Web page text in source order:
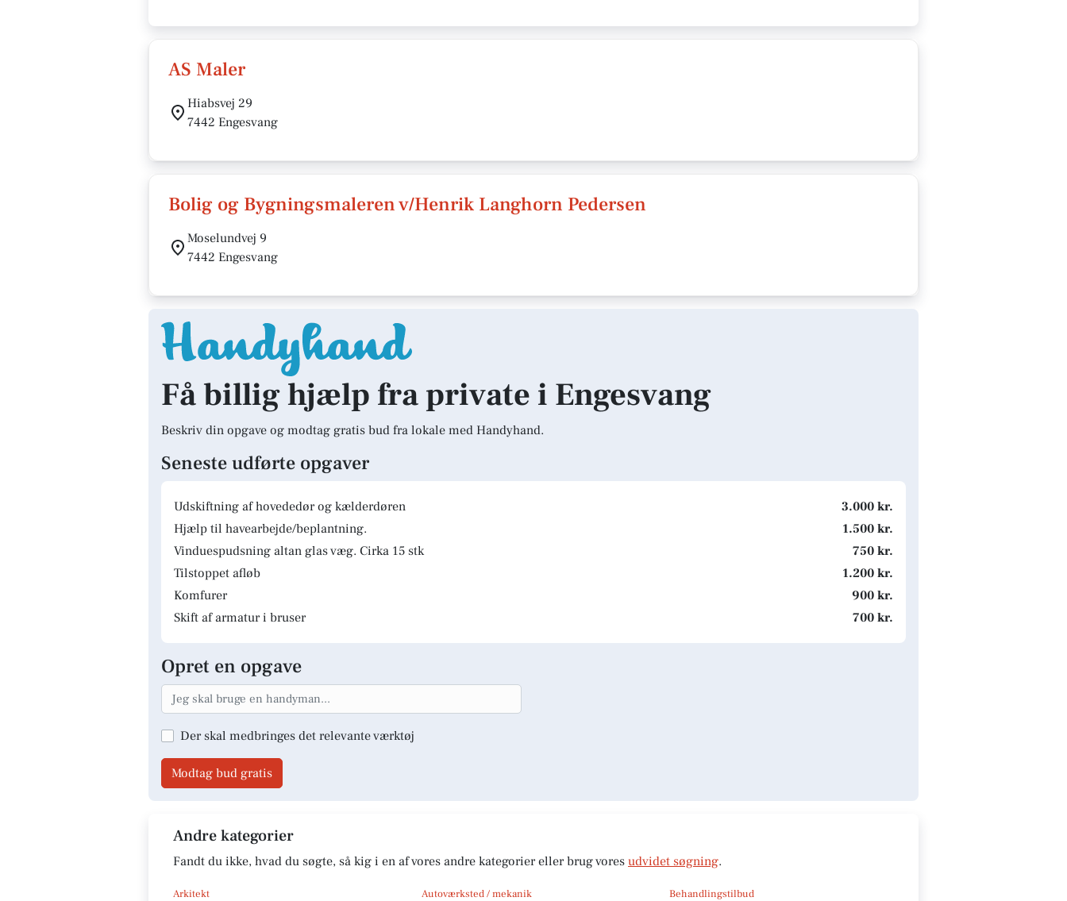
AS Maler
Hiabsvej 29
7442 Engesvang
Bolig og Bygningsmaleren v/Henrik Langhorn Pedersen
Moselundvej 9
7442 Engesvang
Få billig hjælp fra private i Engesvang
Beskriv din opgave og modtag gratis bud fra lokale med Handyhand.
Seneste udførte opgaver
Udskiftning af hovededør og kælderdøren
3.000 kr.
Hjælp til havearbejde/beplantning.
1.500 kr.
Vinduespudsning altan glas væg. Cirka 15 stk
750 kr.
Tilstoppet afløb
1.200 kr.
Komfurer
900 kr.
Skift af armatur i bruser
700 kr.
Opret en opgave
Der skal medbringes det relevante værktøj
Modtag bud gratis
Andre kategorier
Fandt du ikke, hvad du søgte, så kig i en af vores andre kategorier eller brug vores udvidet søgning.
Arkitekt Autoværksted / mekanik
Behandlingstilbud